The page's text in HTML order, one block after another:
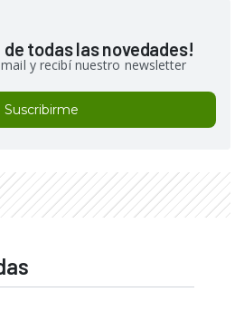
de todas las novedades!
y recibí nuestro newsletter
Suscribirme